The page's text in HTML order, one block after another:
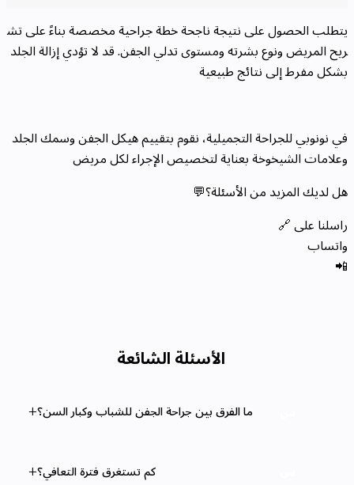
يتطلب الحصول على نتيجة ناجحة خطة جراحية مخصصة بناءً على تش
ريح المريض ونوع بشرته ومستوى تدلي الجفن. قد لا تؤدي إزالة الجلد
بشكل مفرط إلى نتائج طبيعية
في نونوبي للجراحة التجميلية، نقوم بتقييم هيكل الجفن وسمك الجلد
وعلامات الشيخوخة بعناية لتخصيص الإجراء لكل مريض
هل لديك المزيد من الأسئلة؟💬
راسلنا على 🔗
واتساب
📲
الأسئلة الشائعة
ما الفرق بين جراحة الجفن للشباب وكبار السن؟
كم تستغرق فترة التعافي؟